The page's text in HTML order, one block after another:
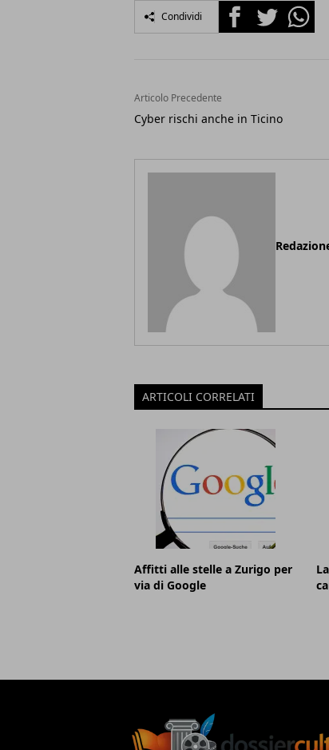
Condividi FacebookTwitter
Articolo Precedente
Cyber rischi anche in Ticino
ARTICOLI CORRELATI
Affitti alle stelle a Zurigo per
via di Google